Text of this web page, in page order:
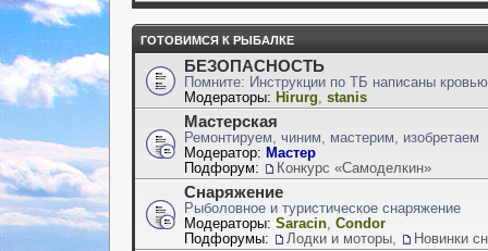
ГОТОВИМСЯ К РЫБАЛКЕ
БЕЗОПАСНОСТЬ
Помните: Инструкции по ТБ написаны
Модераторы: Hirurg stanis
Мастерская
Ремонтируем, чиним, мастерим, изобретаем
Модератор: Мастер
Подфорум:
Конкурс «Самоделкин»
Снаряжение
Рыболовное и туристическое снаряжение
Модераторы: Saracin Condor
Подфорумы:
Лодки и моторы Новинки